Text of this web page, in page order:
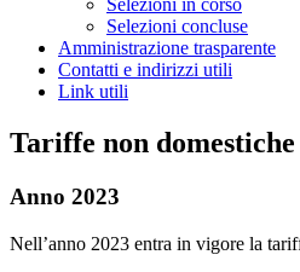
Selezioni in corso
Selezioni concluse
Amministrazione trasparente
Contatti e indirizzi utili
Link utili
Tariffe non domestiche
Anno 2023
Nell’anno 2023 entra in vigore la